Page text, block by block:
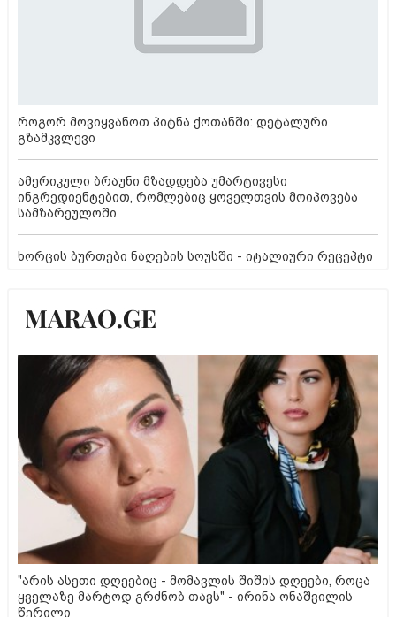
როგორ მოვიყვანოთ პიტნა ქოთანში: დეტალური
გზამკვლევი
ამერიკული ბრაუნი მზადდება უმარტივესი
ინგრედიენტებით, რომლებიც ყოველთვის მოიპოვება
სამზარეულოში
ხორცის ბურთები ნაღების სოუსში - იტალიური რეცეპტი
"არის ასეთი დღეებიც - მომავლის შიშის დღეები, როცა
ყველაზე მარტოდ გრძნობ თავს" - ირინა ონაშვილის
წერილი